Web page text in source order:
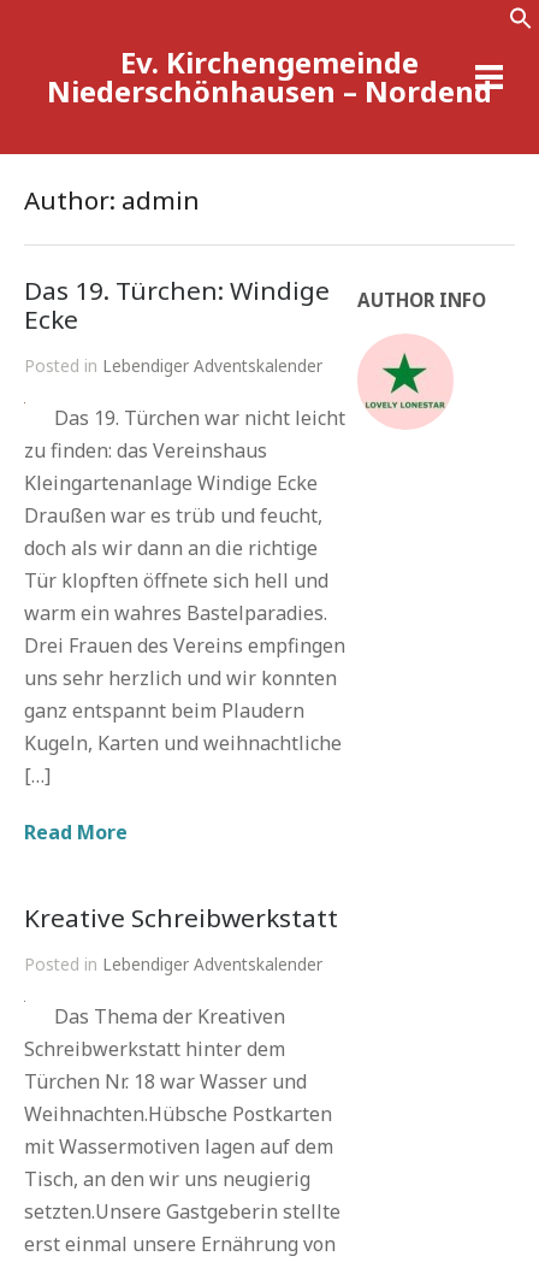
Ev. Kirchengemeinde
Niederschönhausen – Nordend
Author: admin
Das 19. Türchen: Windige
Ecke
Posted in Lebendiger Adventskalender
Das 19. Türchen war nicht leicht
zu finden: das Vereinshaus
Kleingartenanlage Windige Ecke
Draußen war es trüb und feucht,
doch als wir dann an die richtige
Tür klopften öffnete sich hell und
warm ein wahres Bastelparadies.
Drei Frauen des Vereins empfingen
uns sehr herzlich und wir konnten
ganz entspannt beim Plaudern
Kugeln, Karten und weihnachtliche
[…]
Read More
Kreative Schreibwerkstatt
Posted in Lebendiger Adventskalender
Das Thema der Kreativen
Schreibwerkstatt hinter dem
Türchen Nr. 18 war Wasser und
Weihnachten.Hübsche Postkarten
mit Wassermotiven lagen auf dem
Tisch, an den wir uns neugierig
setzten.Unsere Gastgeberin stellte
erst einmal unsere Ernährung von
AUTHOR INFO